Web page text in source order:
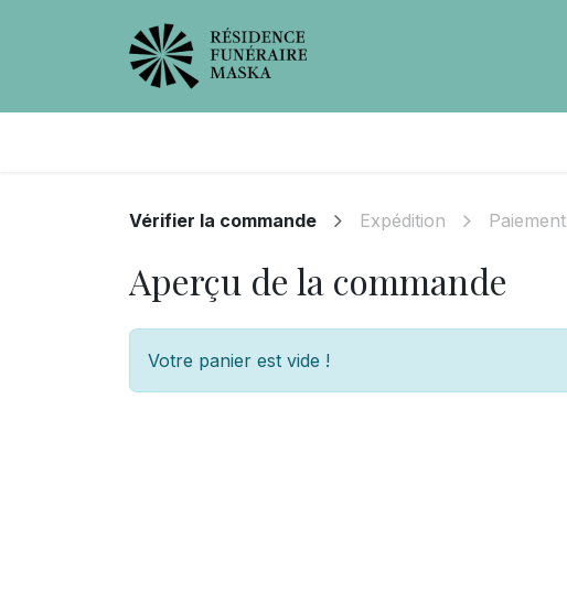
Vérifier la commande Expédition Paiement
Aperçu de la commande
Votre panier est vide !